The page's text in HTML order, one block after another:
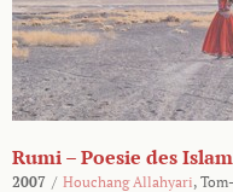
Rumi – Poesie des Islam
2007 / Houchang Allahyari,